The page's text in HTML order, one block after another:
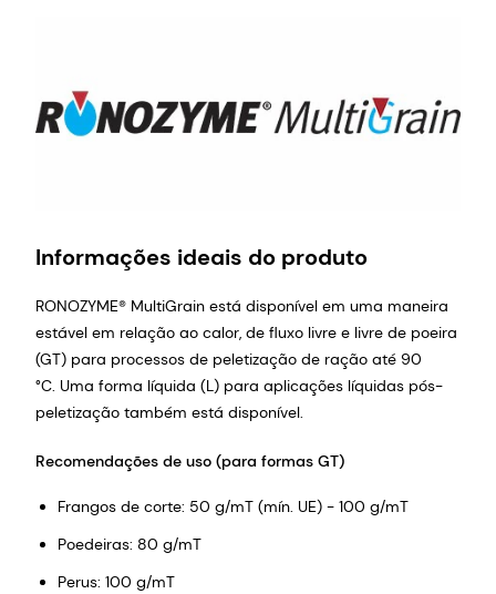
Informações ideais do produto
RONOZYME® MultiGrain está disponível em uma maneira
estável em relação ao calor, de fluxo livre e livre de poeira
(GT) para processos de peletização de ração até 90
°C. Uma forma líquida (L) para aplicações líquidas pós-
peletização também está disponível.
Recomendações de uso (para formas GT)
Frangos de corte: 50 g/mT (mín. UE) - 100 g/mT
Poedeiras: 80 g/mT
Perus: 100 g/mT